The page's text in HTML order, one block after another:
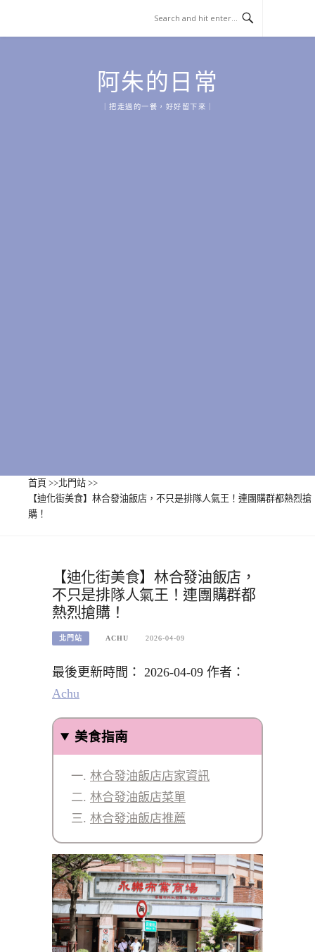
content
阿朱的日常
｜把走過的一餐，好好留下來｜
首頁 >>北門站 >>
【迪化街美食】林合發油飯店，不只是排隊人氣王！連團購群都熱烈搶
購！
【迪化街美食】林合發油飯店，
不只是排隊人氣王！連團購群都
熱烈搶購！
北門站 ACHU 2026-04-09
最後更新時間： 2026-04-09 作者：
Achu
美食指南
林合發油飯店店家資訊
林合發油飯店菜單
林合發油飯店推薦